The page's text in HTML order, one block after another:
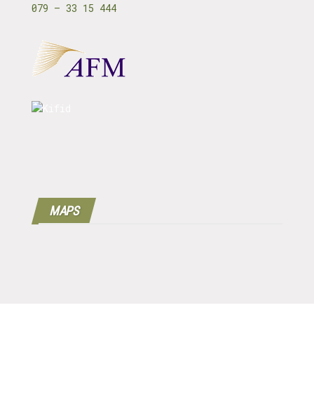
079 – 33 15 444
MAPS